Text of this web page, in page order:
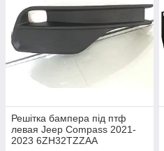
Решітка бампера під птф
левая Jeep Compass 2021-
2023 6ZH32TZZAA